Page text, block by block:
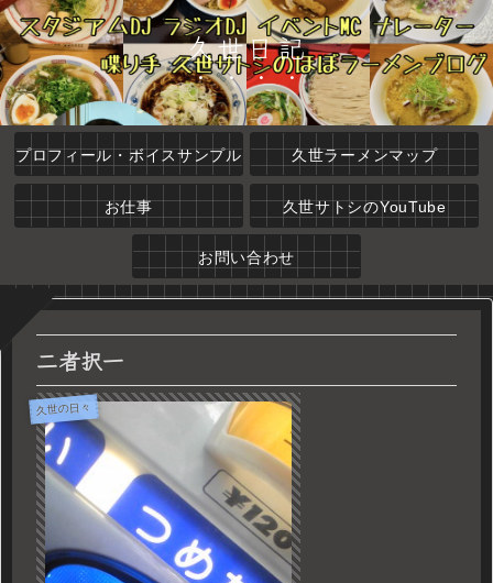
久世日記
プロフィール・ボイスサンプル 久世ラーメンマップ
お仕事 久世サトシのYouTube
お問い合わせ
二者択一
久世の日々